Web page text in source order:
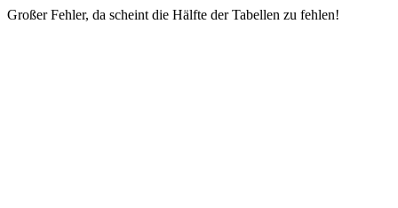
Großer Fehler, da scheint die Hälfte der Tabellen zu fehlen!